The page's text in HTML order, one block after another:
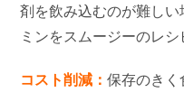
剤を飲み込むのが難し
ミンをスムージーのレシ
コスト削減：保存のきく